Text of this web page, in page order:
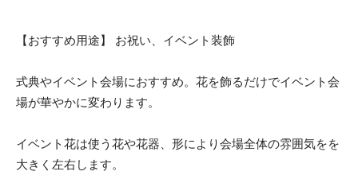
【おすすめ用途】 お祝い、イベント装飾
式典やイベント会場におすすめ。花を飾るだけでイベント会
場が華やかに変わります。
イベント花は使う花や花器、形により会場全体の雰囲気をを
大きく左右します。